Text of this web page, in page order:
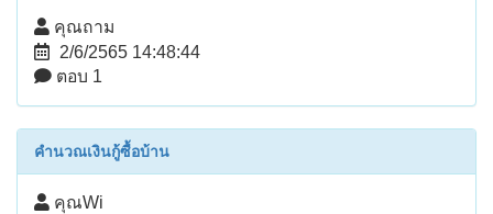
คุณถาม
2/6/2565 14:48:44
ตอบ 1
คำนวณเงินกู้ซื้อบ้าน
คุณWi